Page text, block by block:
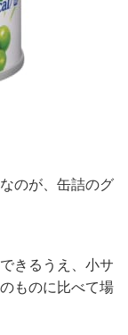
のが、缶詰のグ
きるうえ、小サ
ものに比べて場